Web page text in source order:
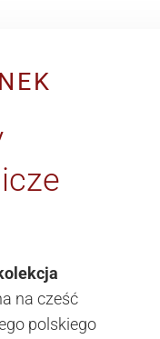
na cześć
polskiego